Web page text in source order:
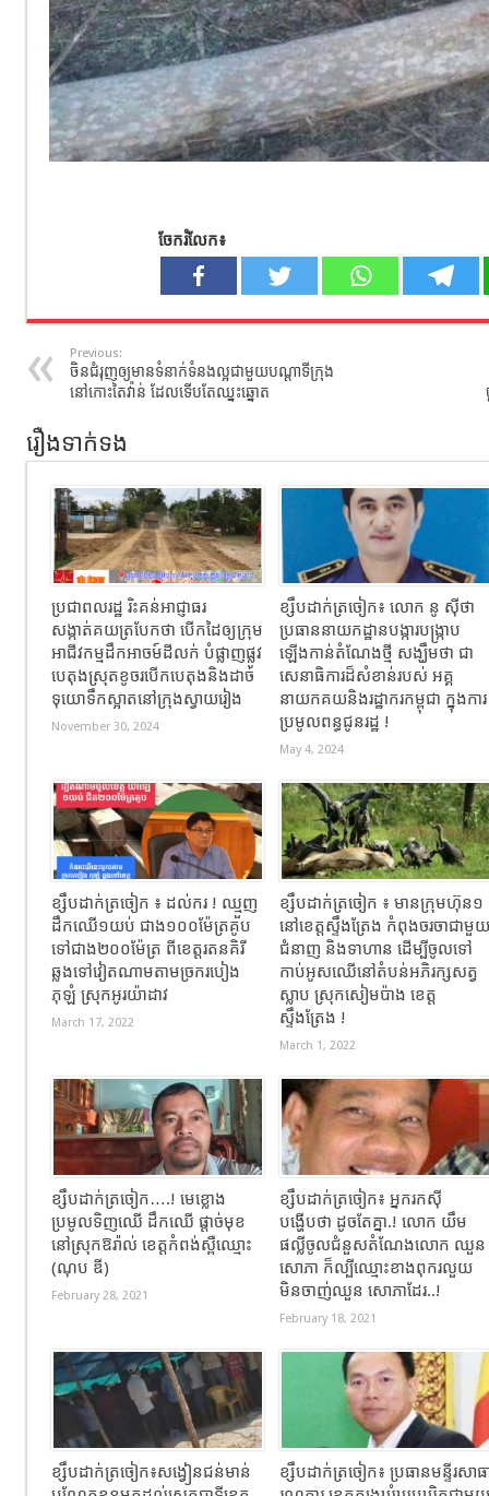
ចែករំលែក៖
Previous:
ចិនជំរុញឲ្យមានទំនាក់ទំនងល្អជាមួយបណ្តាទីក្រុង
នៅកោះតៃវ៉ាន់ ដែលទើបតែឈ្នះឆ្នោត
រឿងទាក់ទង
ប្រជាពលរដ្ឋ រិះគន់អាជ្ញាធរ
សង្កាត់គយត្របែកថា បើកដៃឲ្យក្រុម
អាជីវកម្មដឹកអាចម៍ដីលក់ បំផ្លាញផ្លូវ
បេតុងស្រុតខូចរបើកបេតុងនិងដាច់
ទុយោទឹកស្អាតនៅក្រុងស្វាយរៀង
November 30, 2024
ខ្សឹបដាក់ត្រចៀក៖ លោក នូ សុីថា
ប្រធាននាយកដ្ឋានបង្ការបង្ក្រាប
ឡើងកាន់តំណែងថ្មី សង្ឃឹមថា ជា
សេនាធិការដ៏សំខាន់របស់ អគ្គ
នាយកគយនិងរដ្ឋាករកម្ពុជា ក្នុងការ
ប្រមូលពន្ធជូនរដ្ឋ !
May 4, 2024
ខ្សឹបដាក់ត្រចៀក ៖ ដល់ករ ! ឈ្មួញ
ដឹកឈើ១យប់ ជាង១០០ម៉ែត្រគូប
ទៅជាង២០០ម៉ែត្រ ពីខេត្តរតនគិរី
ឆ្លងទៅវៀតណាមតាមច្រករបៀង
ភុឡំ ស្រុកអូរយ៉ាដាវ
March 17, 2022
ខ្សឹបដាក់ត្រចៀក ៖ មានក្រុមហ៊ុន១
នៅខេត្តស្ទឹងត្រែង កំពុងចរចាជាមួយ
ជំនាញ និងទាហាន ដើម្បីចូលទៅ
កាប់អូសឈើនៅតំបន់អភិរក្សសត្វ
ស្លាប ស្រុកសៀមប៉ាង ខេត្ត
ស្ទឹងត្រែង !
March 1, 2022
ខ្សឹបដាក់ត្រចៀក….! មេខ្លោង
ប្រមូលទិញឈើ ដឹកឈើ ផ្តាច់មុខ
នៅស្រុកឱរ៉ាល់ ខេត្តកំពង់ស្ពឺឈ្មោះ
(ណុប ឌី)
February 28, 2021
ខ្សឹបដាក់ត្រចៀក៖ អ្នករកស៊ី
បង្ហើបថា ដូចតែគ្នា.! លោក យឹម​
ផល្លីចូល​ជំនួសតំណែង​លោក ឈួន​
សោភា ក៏​ល្បីឈ្មោះ​ខាងពុករ​លួយ
មិន​ចាញ់ឈួន សោភាដែ​រ..!
February 18, 2021
ខ្សឹបដាក់ត្រចៀក៖សង្វៀនជន់មាន់
ខ្សឹបដាក់ត្រចៀក៖ ប្រធានមន្ទីរសាធ